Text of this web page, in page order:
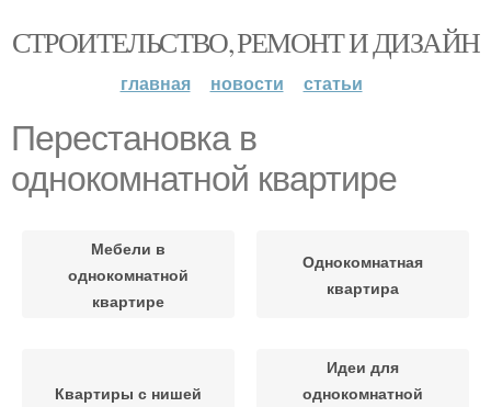
СТРОИТЕЛЬСТВО, РЕМОНТ И ДИЗАЙН
главная новости статьи
Перестановка в
однокомнатной квартире
Мебели в
однокомнатной
квартире
Однокомнатная
квартира
Квартиры с нишей
Идеи для
однокомнатной